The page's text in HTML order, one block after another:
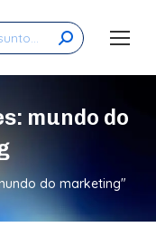
mundo do
do marketing"